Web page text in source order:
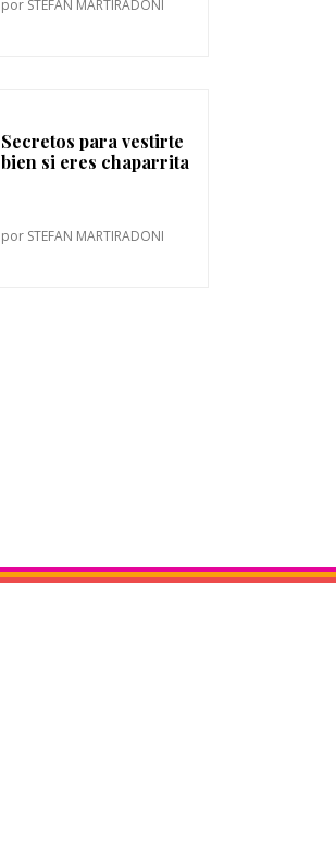
por STEFAN MARTIRADONI
Secretos para vestirte
bien si eres chaparrita
por STEFAN MARTIRADONI